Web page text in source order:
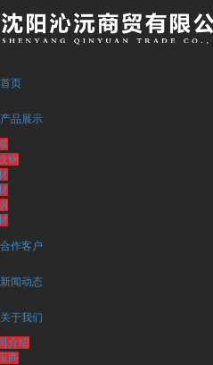
首页
产品展示
钢
合作客户
新闻动态
关于我们
介绍
商